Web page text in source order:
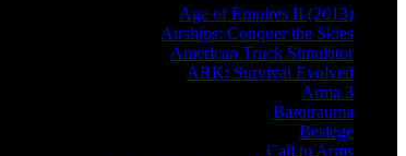
Age of Empires II (2013)
Airships: Conquer the Skies
American Truck Simulator
ARK: Survival Evolved
Arma 3
Barotrauma
Besiege
Call to Arms